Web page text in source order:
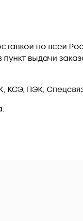
по всей
выдачи
КСЭ, ПЭК,